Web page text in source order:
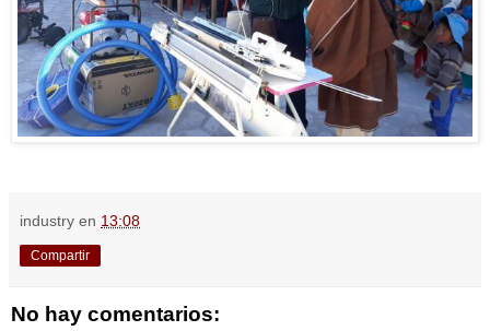
industry en 13:08
Compartir
No hay comentarios: